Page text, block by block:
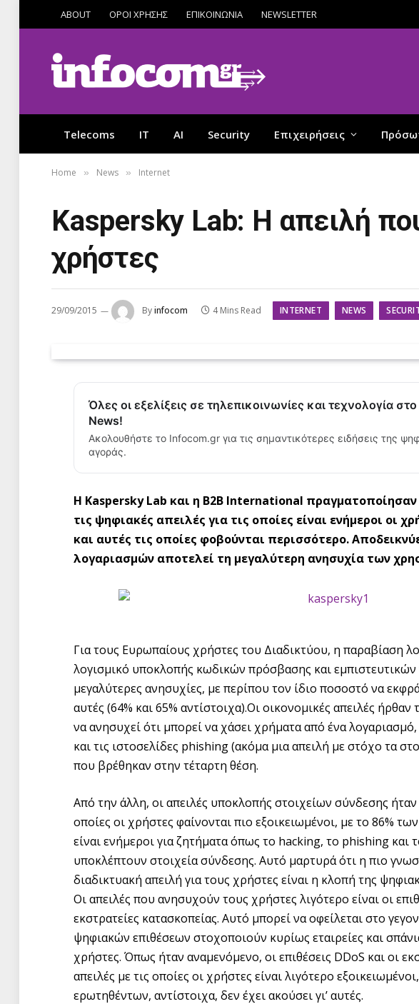
ABOUT ΟΡΟΙ ΧΡΗΣΗΣ ΕΠΙΚΟΙΝΩΝΙΑ NEWSLETTER
Telecoms IT AI Security Επιχειρήσεις
Home » News » Internet
Kaspersky Lab: Η απειλή
χρήστες
29/09/2015 Byinfocom 4 Mins Read INTERNET NEWS
Όλες οι εξελίξεις σε τηλεπικοινωνίες και τεχνολογία
News!
Ακολουθήστε το Infocom.gr για τις σημαντικότερες ειδήσεις της
αγοράς.
Η Kaspersky Lab και η B2B International πραγματοποίησαν
τις ψηφιακές απειλές για τις οποίες είναι ενήμεροι οι
και αυτές τις οποίες φοβούνται περισσότερο.
λογαριασμών αποτελεί τη μεγαλύτερη ανησυχία των
Για τους Ευρωπαίους χρήστες του Διαδικτύου, η παραβίαση
λογισμικό υποκλοπής κωδικών πρόσβασης και
μεγαλύτερες ανησυχίες, με περίπου τον ίδιο ποσοστό να
αυτές (64% και 65% αντίστοιχα).Οι οικονομικές απειλές ήρθαν
να ανησυχεί ότι μπορεί να χάσει χρήματα από ένα
και τις ιστοσελίδες phishing (ακόμα μια απειλή με στόχο τα
που βρέθηκαν στην τέταρτη θέση.
Από την άλλη, οι απειλές υποκλοπής στοιχείων σύνδεσης ήταν
οποίες οι χρήστες φαίνονται πιο εξοικειωμένοι, με το 86%
είναι ενήμεροι για ζητήματα όπως το hacking, το phishing και
υποκλέπτουν στοιχεία σύνδεσης. Αυτό μαρτυρά ότι η πιο
διαδικτυακή απειλή για τους χρήστες είναι η κλοπή της
Οι απειλές που ανησυχούν τους χρήστες λιγότερο είναι οι
εκστρατείες κατασκοπείας. Αυτό μπορεί να οφείλεται στο
ψηφιακών επιθέσεων στοχοποιούν κυρίως εταιρείες και
χρήστες. Όπως ήταν αναμενόμενο, οι επιθέσεις DDoS και οι
απειλές με τις οποίες οι χρήστες είναι λιγότερο
ερωτηθέντων, αντίστοιχα, δεν έχει ακούσει γι’ αυτές.